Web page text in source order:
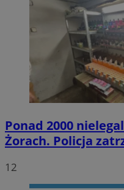
Ponad 2000
Żorach. Policja
12